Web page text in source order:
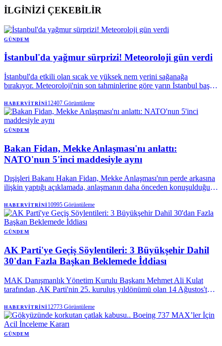
İLGİNİZİ ÇEKEBİLİR
GÜNDEM
İstanbul'da yağmur sürprizi! Meteoroloji gün verdi
İstanbul'da etkili olan sıcak ve yüksek nem yerini sağanağa
bırakıyor. Meteoroloji'nin son tahminlerine göre yarın İstanbul başta
sağanak bekleniyor.
HABERVITRINI12407 Görüntüleme
GÜNDEM
Bakan Fidan, Mekke Anlaşması'nı anlattı:
NATO'nun 5'inci maddesiyle aynı
Dışişleri Bakanı Hakan Fidan, Mekke Anlaşması'nın perde arkasına
ilişkin yaptığı açıklamada, anlaşmanın daha önceden konuşulduğunu
sözlerini kullanarak, Mekke Ortak Savunma Anlaşması'nın teknik
olarak, NATO Antlaşması'nın kolektif savunmaya ilişkin 5.
maddesiyle aynı olduğunu söyledi.
HABERVITRINI10995 Görüntüleme
GÜNDEM
AK Parti'ye Geçiş Söylentileri: 3 Büyükşehir Dahil
30'dan Fazla Başkan Beklemede İddiası
MAK Danışmanlık Yönetim Kurulu Başkanı Mehmet Ali Kulat
tarafından, AK Parti'nin 25. kuruluş yıldönümü olan 14 Ağustos'ta,
fazla yerel yöneticinin partiye katılmak üzere sırada olduğu öne
sürüldü. Kulat, bu geçişlerin henüz netlik kazanmadığını da belirtti.
HABERVITRINI12773 Görüntüleme
GÜNDEM